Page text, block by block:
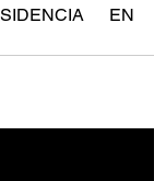
EN